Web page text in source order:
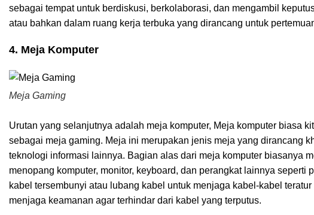
sebagai tempat untuk berdiskusi, berkolaborasi, dan mengambil
atau bahkan dalam ruang kerja terbuka yang dirancang untuk
4. Meja Komputer
Meja Gaming
Urutan yang selanjutnya adalah meja komputer, Meja komputer biasa
sebagai meja gaming. Meja ini merupakan jenis meja yang dirancang
teknologi informasi lainnya. Bagian alas dari meja komputer biasanya
menopang komputer, monitor, keyboard, dan perangkat lainnya
kabel tersembunyi atau lubang kabel untuk menjaga kabel-kabel
menjaga keamanan agar terhindar dari kabel yang terputus.